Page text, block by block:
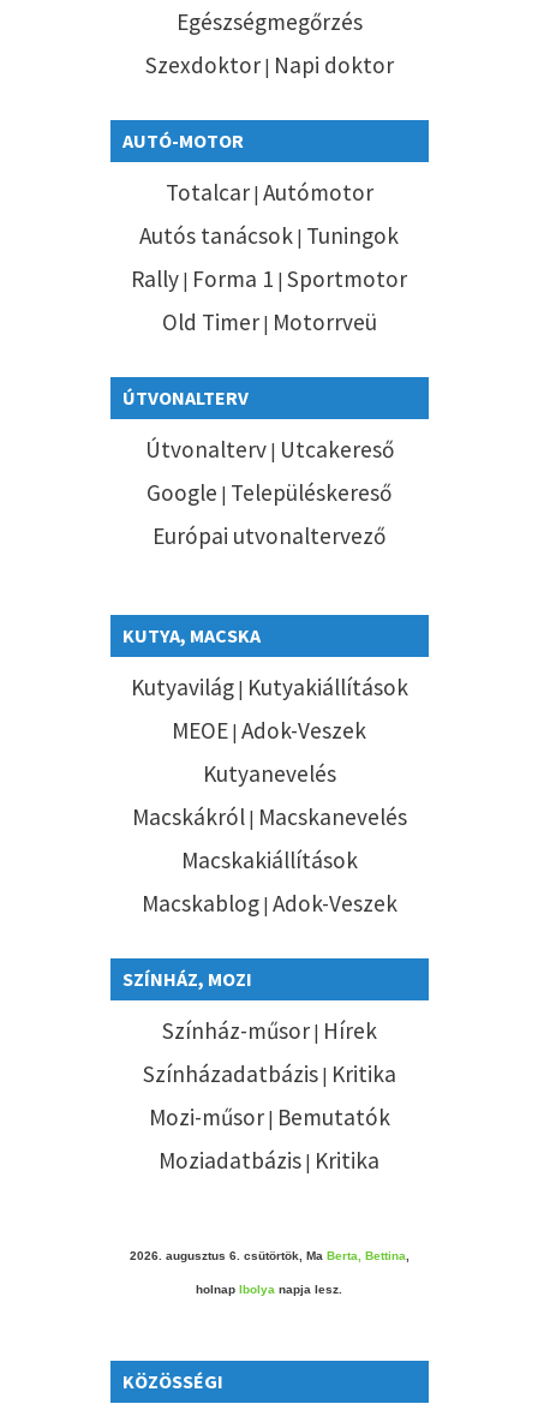
Egészségmegőrzés
Szexdoktor| Napi doktor
AUTÓ-MOTOR
Totalcar| Autómotor
Autós tanácsok | Tuningok
Rally | Forma 1 | Sportmotor
Old Timer| Motorrveü
ÚTVONALTERV
Útvonalterv| Utcakereső
Google | Településkereső
Európai utvonaltervező
KUTYA, MACSKA
Kutyavilág| Kutyakiállítások
MEOE | Adok-Veszek
Kutyanevelés
Macskákról| Macskanevelés
Macskakiállítások
Macskablog| Adok-Veszek
SZÍNHÁZ, MOZI
Színház-műsor| Hírek
Színházadatbázis| Kritika
Mozi-műsor| Bemutatók
Moziadatbázis | Kritika
2026. augusztus 6. csütörtök, Ma Berta, Bettina
holnap Ibolya napja lesz.
KÖZÖSSÉGI